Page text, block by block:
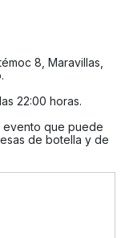
8, Maravillas,
22:00 horas.
evento que puede
de botella y de